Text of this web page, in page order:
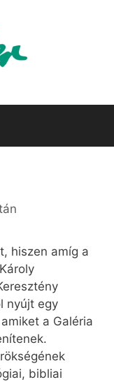
hiszen amíg a
nyújt egy
a Galéria
bibliai